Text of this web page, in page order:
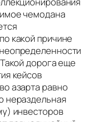
чемодана
какой причине
дорога еще
кейсов
азарта равно
нераздельная
инвесторов